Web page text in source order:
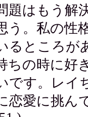
題はもう解
う。私の性
るところが
ちの時に好
です。レイ
恋愛に挑ん